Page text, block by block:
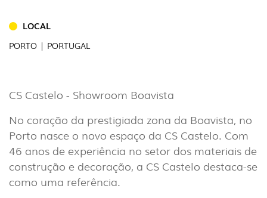
LOCAL
PORTO | PORTUGAL
CS Castelo - Showroom Boavista
No coração da prestigiada zona da Boavista, no
Porto nasce o novo espaço da CS Castelo. Com
46 anos de experiência no setor dos materiais de
construção e decoração, a CS Castelo destaca-se
como uma referência.